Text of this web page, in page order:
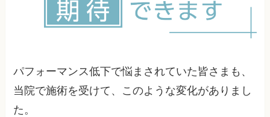
いくことが効果的です。
パフォーマンス低下で悩まされていた皆さまも、
当院で施術を受けて、このような変化がありまし
た。